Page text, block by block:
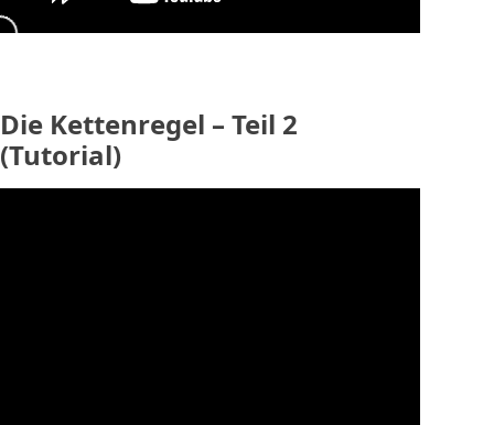
Die Kettenregel – Teil 2
(Tutorial)